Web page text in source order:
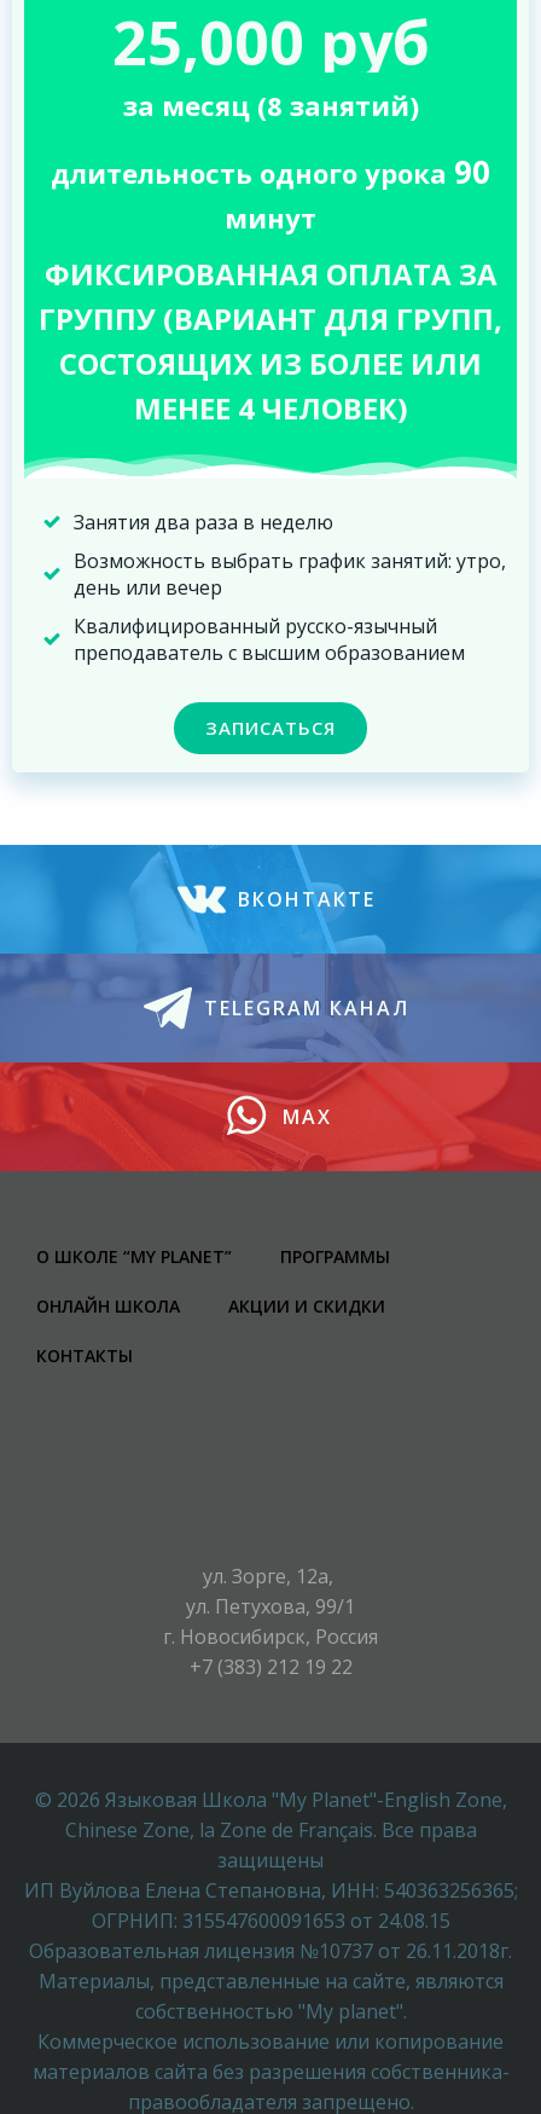
25,000 руб
за месяц (8 занятий)
длительность одного урока 90
минут
ФИКСИРОВАННАЯ ОПЛАТА ЗА
ГРУППУ (ВАРИАНТ ДЛЯ ГРУПП,
СОСТОЯЩИХ ИЗ БОЛЕЕ ИЛИ
МЕНЕЕ 4 ЧЕЛОВЕК)
Занятия два раза в неделю
Возможность выбрать график занятий: утро,
день или вечер
Квалифицированный русско-язычный
преподаватель с высшим образованием
ЗАПИСАТЬСЯ
ВКОНТАКТЕ
TELEGRAM КАНАЛ
MAX
ул. Зорге, 12а,
ул. Петухова, 99/1
г. Новосибирск, Россия
+7 (383) 212 19 22
О ШКОЛЕ “MY PLANET” ПРОГРАММЫ
ОНЛАЙН ШКОЛА АКЦИИ И СКИДКИ
КОНТАКТЫ
© 2026 Языковая Школа "My Planet"-English Zone,
Chinese Zone, la Zone de Français. Все права
защищены
ИП Вуйлова Елена Степановна, ИНН: 540363256365;
ОГРНИП: 315547600091653 от 24.08.15
Образовательная лицензия №10737 от 26.11.2018г.
Материалы, представленные на сайте, являются
собственностью "My planet".
Коммерческое использование или копирование
материалов сайта без разрешения собственника-
правообладателя запрещено.